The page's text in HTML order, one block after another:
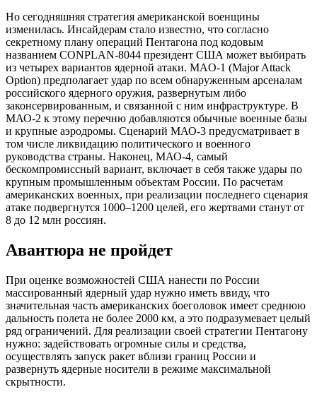
Но сегодняшняя стратегия американской военщины
изменилась. Инсайдерам стало известно, что согласно
секретному плану операций Пентагона под кодовым
названием CONPLAN-8044 президент США может выбирать
из четырех вариантов ядерной атаки. MAO-1 (Major Attack
Option) предполагает удар по всем обнаруженным арсеналам
российского ядерного оружия, развернутым либо
законсервированным, и связанной с ним инфраструктуре. В
МАО-2 к этому перечню добавляются обычные военные базы
и крупные аэродромы. Сценарий МАО-3 предусматривает в
том числе ликвидацию политического и военного
руководства страны. Наконец, МАО-4, самый
бескомпромиссный вариант, включает в себя также удары по
крупным промышленным объектам России. По расчетам
американских военных, при реализации последнего сценария
атаке подвергнутся 1000–1200 целей, его жертвами станут от
8 до 12 млн россиян.
Авантюра не пройдет
При оценке возможностей США нанести по России
массированный ядерный удар нужно иметь ввиду, что
значительная часть американских боеголовок имеет среднюю
дальность полета не более 2000 км, а это подразумевает целый
ряд ограничений. Для реализации своей стратегии Пентагону
нужно: задействовать огромные силы и средства,
осуществлять запуск ракет вблизи границ России и
развернуть ядерные носители в режиме максимальной
скрытности.